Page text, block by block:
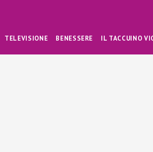
TELEVISIONE BENESSERE IL TACCUINO